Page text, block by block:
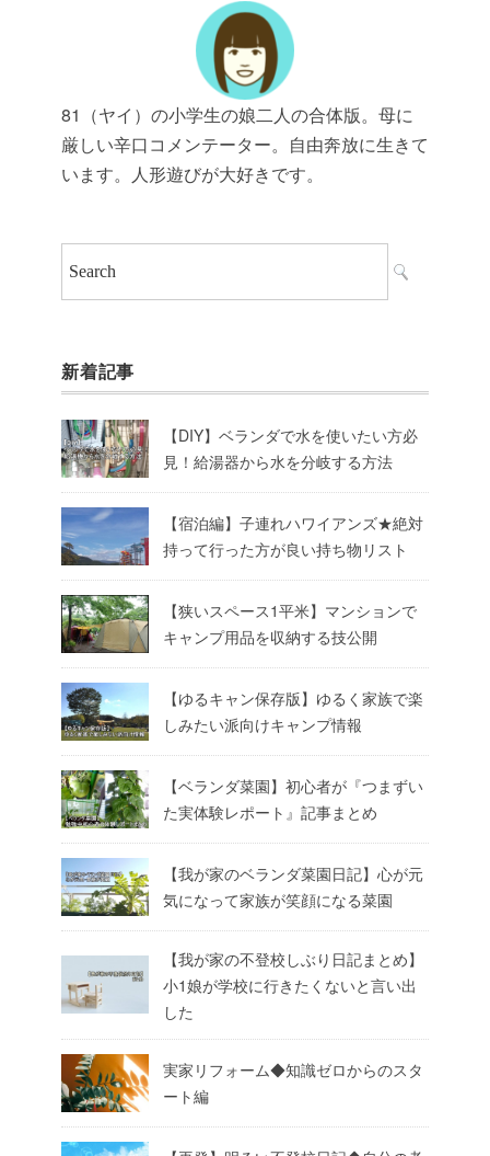
81（ヤイ）の小学生の娘二人の合体版。母に
厳しい辛口コメンテーター。自由奔放に生きて
います。人形遊びが大好きです。
新着記事
【DIY】ベランダで水を使いたい方必
見！給湯器から水を分岐する方法
【宿泊編】子連れハワイアンズ★絶対
持って行った方が良い持ち物リスト
【狭いスペース1平米】マンションで
キャンプ用品を収納する技公開
【ゆるキャン保存版】ゆるく家族で楽
しみたい派向けキャンプ情報
【ベランダ菜園】初心者が『つまずい
た実体験レポート』記事まとめ
【我が家のベランダ菜園日記】心が元
気になって家族が笑顔になる菜園
【我が家の不登校しぶり日記まとめ】
小1娘が学校に行きたくないと言い出
した
実家リフォーム◆知識ゼロからのスタ
ート編